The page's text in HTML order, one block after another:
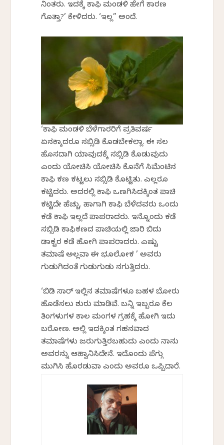
ನಿಂತರು. ಇದಕ್ಕೆ ಕಾಫಿ ಮಂಡಳಿ ಹೇಗೆ ಕಾರಣ
ಗೊತ್ತಾ?’ ಕೇಳಿದರು. ‘ಇಲ್ಲ” ಅಂದೆ.
‘ಕಾಫಿ ಮಂಡಳಿ ಬೆಳೆಗಾರರಿಗೆ ಪ್ರತಿವರ್ಷ
ಏನಕ್ಕಾದರೂ ಸಬ್ಸಿಡಿ ಕೊಡಬೇಕಲ್ಲಾ. ಈ ಸಲ
ಹೊಸದಾಗಿ ಯಾವುದಕ್ಕೆ ಸಬ್ಸಿಡಿ ಕೊಡುವುದು
ಎಂದು ಯೋಚಿಸಿ ಯೋಚಿಸಿ ಕೊನೆಗೆ ಸಿಮೆಂಟಿನ
ಕಾಫಿ ಕಣ ಕಟ್ಟಲು ಸಬ್ಸಿಡಿ ಕೊಟ್ಟಿತು. ಎಲ್ಲರೂ
ಕಟ್ಟಿದರು. ಅದರಲ್ಲಿ ಕಾಫಿ ಒಣಗಿಸಿದಕ್ಕಿಂತ ಪಾಚಿ
ಕಟ್ಟಿದ್ದೇ ಹೆಚ್ಚು. ಹಾಗಾಗಿ ಕಾಫಿ ಬೆಳೆದವರು ಒಂದು
ಕಡೆ ಕಾಫಿ ಇಲ್ಲದೆ ಪಾಪರಾದರು. ಇನ್ನೊಂದು ಕಡೆ
ಸಬ್ಸಿಡಿ ಕಾಫಿಕಣದ ಪಾಚಿಯಲ್ಲಿ ಜಾರಿ ಬಿದ್ದು
ಡಾಕ್ಟರ ಕಡೆ ಹೋಗಿ ಪಾಪರಾದರು. ಎಷ್ಟು
ತಮಾಷೆ ಅಲ್ಲವಾ ಈ ಭೂಲೋಕ ’ ಅವರು
ಗುಡುಗಿದಂತೆ ಗುಡುಗುಡು ನಗುತ್ತಿದ್ದರು.
‘ಬಿಡಿ ಸಾರ್ ಇಲ್ಲಿನ ತಮಾಷೆಗಳೂ ಬಹಳ ಬೋರು
ಹೊಡೆಸಲು ಶುರು ಮಾಡಿವೆ. ಬನ್ನಿ ಇಬ್ಬರೂ ಕೆಲ
ತಿಂಗಳುಗಳ ಕಾಲ ಮಂಗಳ ಗ್ರಹಕ್ಕೆ ಹೋಗಿ ಇದ್ದು
ಬರೋಣ. ಅಲ್ಲಿ ಇದಕ್ಕಿಂತ ಗಹನವಾದ
ತಮಾಷೆಗಳು ಜರುಗುತ್ತಿರಬಹುದು ಎಂದು ನಾನು
ಅವರನ್ನು ಆಹ್ವಾನಿಸಿದ್ದೇನೆ. ಇದೊಂದು ಪೆಗ್ಗು
ಮುಗಿಸಿ ಹೊರಡುವಾ ಎಂದು ಅವರೂ ಒಪ್ಪಿದ್ದಾರೆ.